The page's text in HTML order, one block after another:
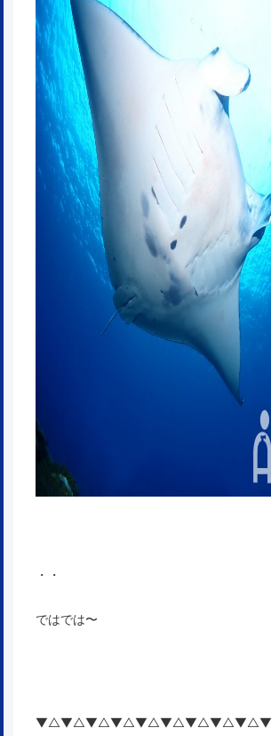
・・
ではでは〜